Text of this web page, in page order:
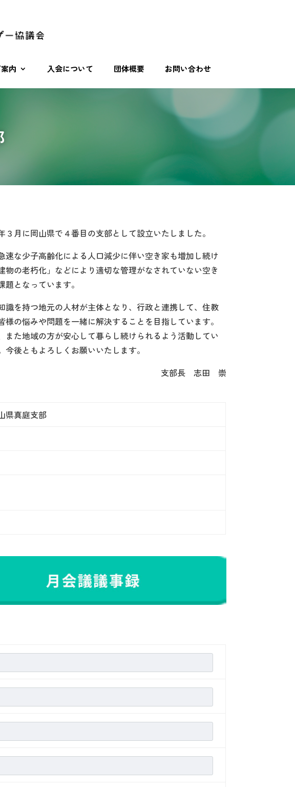
内 入会について 団体概要 お問い合わせ
月に岡山県で４番目の支部として設立いたしました。
な少子高齢化による人口減少に伴い空き家も増加し続け
の老朽化」などにより適切な管理がなされていない空き
となっています。
を持つ地元の人材が主体となり、行政と連携して、住教
の悩みや問題を一緒に解決することを目指しています。
た地域の方が安心して暮らし続けられるよう活動してい
後ともよろしくお願いいたします。
支部長 志田 崇
県真庭支部